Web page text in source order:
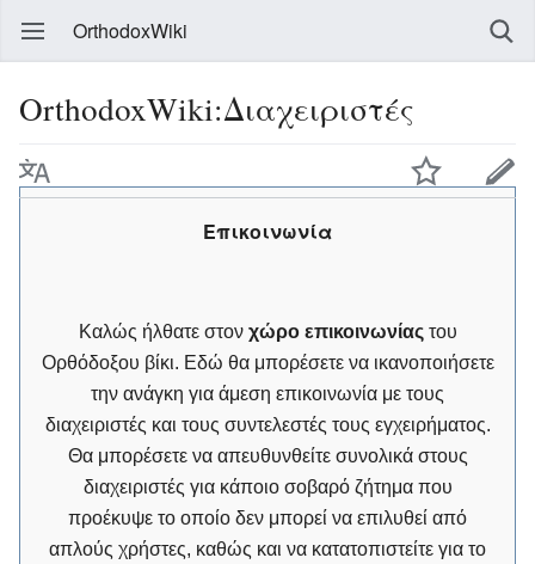
OrthodoxWiki
OrthodoxWiki:Διαχειριστές
Επικοινωνία
Καλώς ήλθατε στον χώρο επικοινωνίαςτου
Ορθόδοξου βίκι. Εδώ θα μπορέσετε να ικανοποιήσετε
την ανάγκη για άμεση επικοινωνία με τους
διαχειριστές και τους συντελεστές τους εγχειρήματος.
Θα μπορέσετε να απευθυνθείτε συνολικά στους
διαχειριστές για κάποιο σοβαρό ζήτημα που
προέκυψε το οποίο δεν μπορεί να επιλυθεί από
απλούς χρήστες, καθώς και να κατατοπιστείτε για το